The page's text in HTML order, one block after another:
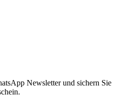
Newsletter und sichern Sie